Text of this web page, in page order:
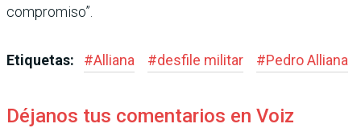
compromiso”.
Etiquetas: #Alliana #desfile militar #Pedro Alliana
Déjanos tus comentarios en Voiz